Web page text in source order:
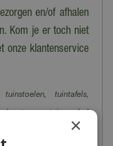
en/of afhalen
Kom je er toch niet
onze klantenservice
tuintafels,
×